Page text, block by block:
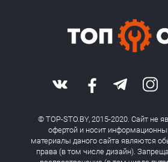
© TOP-STO.BY, 2015-2020. Сайт не
офертой и носит
материалы даного сайта являются
права (в том числе дизайн).